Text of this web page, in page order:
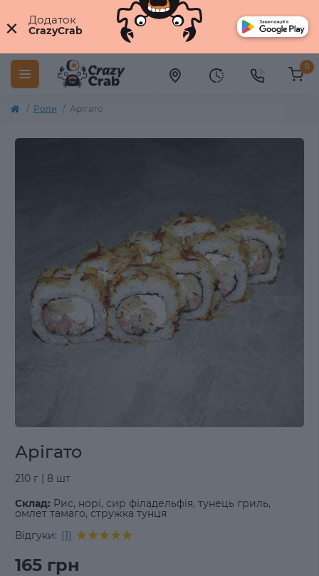
0
Роли Арігато
Арігато
210 г | 8 шт
Склад: Рис, норі, сир філадельфія, тунець гриль,
омлет тамаго, стружка тунця
Відгуки: (1)
165 грн
× Додаток
CrazyCrab